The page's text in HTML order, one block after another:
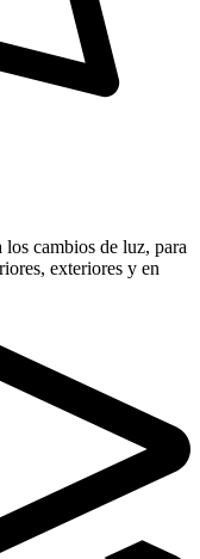
los cambios de luz, para
exteriores y en